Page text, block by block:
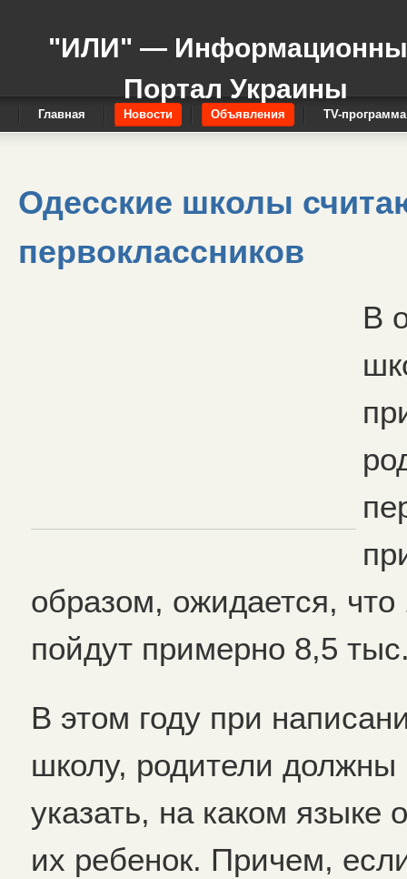
"ИЛИ" —
Портал Украины
Главная Новости Объявления TV-программа
Одесские школы
первоклассников
В
образом, ожидается,
пойдут примерно 8,5
В этом году при
школу, родители должны
указать, на каком языке
их ребенок. Причем,